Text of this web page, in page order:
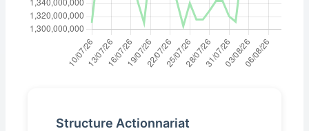
Structure Actionnariat